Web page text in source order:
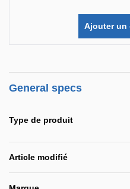
Ajouter un
General specs
Type de produit
Article modifié